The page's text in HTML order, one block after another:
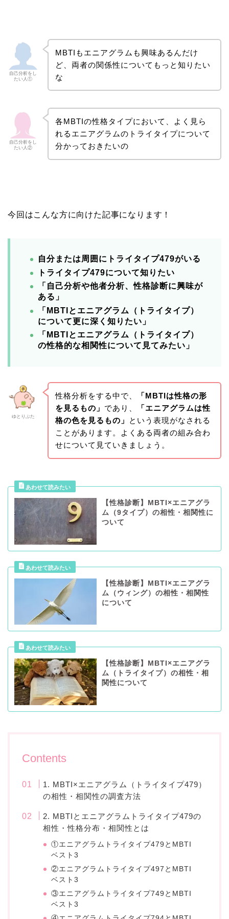
自己分析をし
たい人①
MBTIもエニアグラムも興味あるんだけ
ど、両者の関係性についてもっと知りたい
な
自己分析をし
たい人②
各MBTIの性格タイプにおいて、よく見ら
れるエニアグラムのトライタイプについて
分かっておきたいの
今回はこんな方に向けた記事になります！
自分または周囲にトライタイプ479がいる
トライタイプ479について知りたい
「自己分析や他者分析、性格診断に興味が
ある 」
「MBTIとエニアグラム（トライタイプ）
について更に深く知りたい」
「MBTIとエニアグラム（トライタイプ）
の性格的な相関性について見てみたい」
ゆとりぶた
性格分析をする中で、
「MBTIは性格の形
を見るもの」 であり、
「エニアグラムは性
格の色を見るもの」
という表現がなされる
ことがあります。よくある両者の組み合わ
せについて見ていきましょう。
【性格診断】MBTI×エニアグラ
ム（9タイプ）の相性・相関性に
ついて
【性格診断】MBTI×エニアグラ
ム（ウィング）の相性・相関性
について
【性格診断】MBTI×エニアグラ
ム（トライタイプ）の相性・相
関性について
Contents
1. MBTI×エニアグラム（トライタイプ479）
の相性・相関性の調査方法
2. MBTIとエニアグラムトライタイプ479の
相性・性格分布・相関性とは
①エニアグラムトライタイプ479とMBTI
ベスト3
②エニアグラムトライタイプ497とMBTI
ベスト3
③エニアグラムトライタイプ749とMBTI
ベスト3